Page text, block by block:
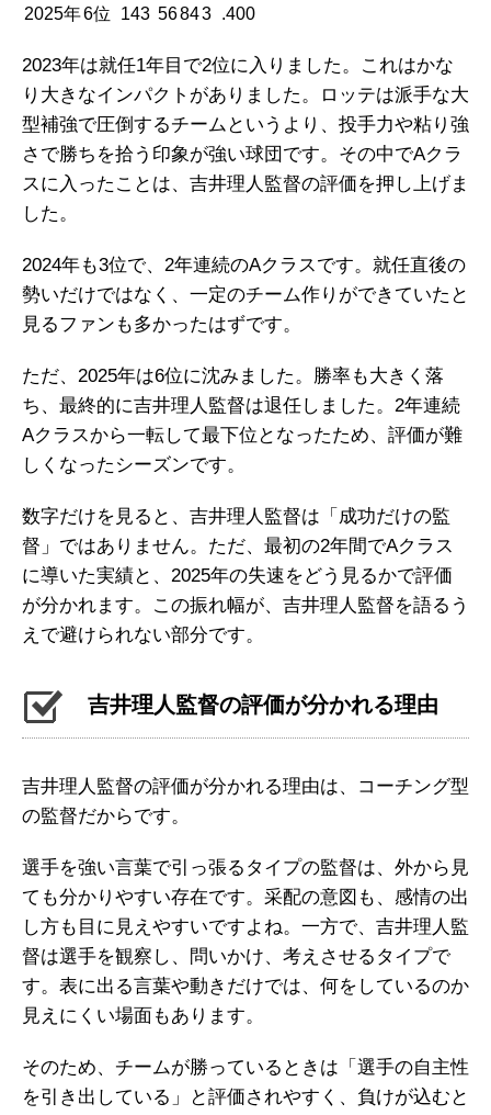
2025年6位 143 56843 .400
2023年は就任1年目で2位に入りました。これはかな
り大きなインパクトがありました。ロッテは派手な大
型補強で圧倒するチームというより、投手力や粘り強
さで勝ちを拾う印象が強い球団です。その中でAクラ
スに入ったことは、吉井理人監督の評価を押し上げま
した。
2024年も3位で、2年連続のAクラスです。就任直後の
勢いだけではなく、一定のチーム作りができていたと
見るファンも多かったはずです。
ただ、2025年は6位に沈みました。勝率も大きく落
ち、最終的に吉井理人監督は退任しました。2年連続
Aクラスから一転して最下位となったため、評価が難
しくなったシーズンです。
数字だけを見ると、吉井理人監督は「成功だけの監
督」ではありません。ただ、最初の2年間でAクラス
に導いた実績と、2025年の失速をどう見るかで評価
が分かれます。この振れ幅が、吉井理人監督を語るう
えで避けられない部分です。
吉井理人監督の評価が分かれる理由
吉井理人監督の評価が分かれる理由は、コーチング型
の監督だからです。
選手を強い言葉で引っ張るタイプの監督は、外から見
ても分かりやすい存在です。采配の意図も、感情の出
し方も目に見えやすいですよね。一方で、吉井理人監
督は選手を観察し、問いかけ、考えさせるタイプで
す。表に出る言葉や動きだけでは、何をしているのか
見えにくい場面もあります。
そのため、チームが勝っているときは「選手の自主性
を引き出している」と評価されやすく、負けが込むと